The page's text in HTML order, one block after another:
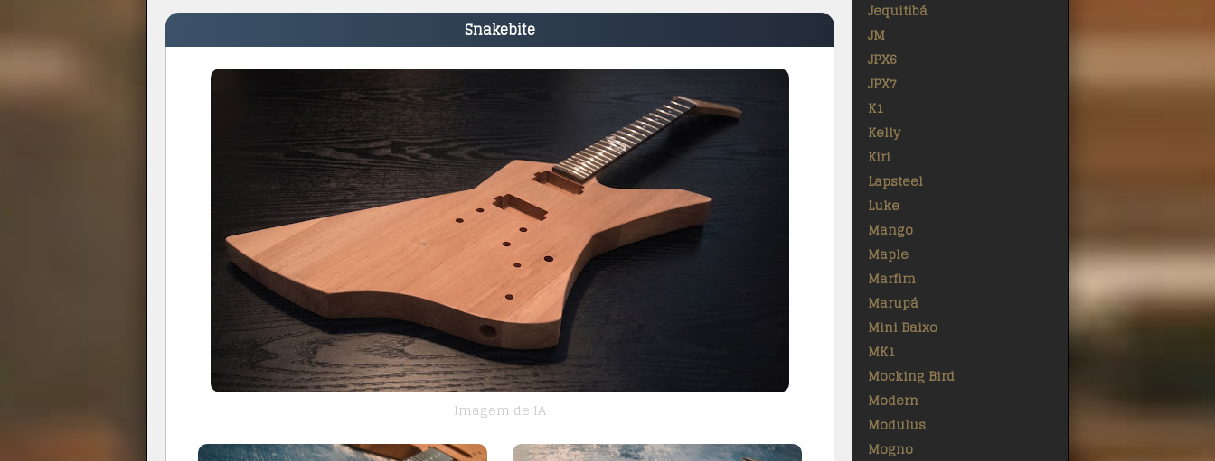
Snakebite
Imagem de IA
Jequitibá
JM
JPX6
JPX7
K1
Kelly
Kiri
Lapsteel
Luke
Mango
Maple
Marfim
Marupá
Mini Baixo
MK1
Mocking Bird
Modern
Modulus
Mogno